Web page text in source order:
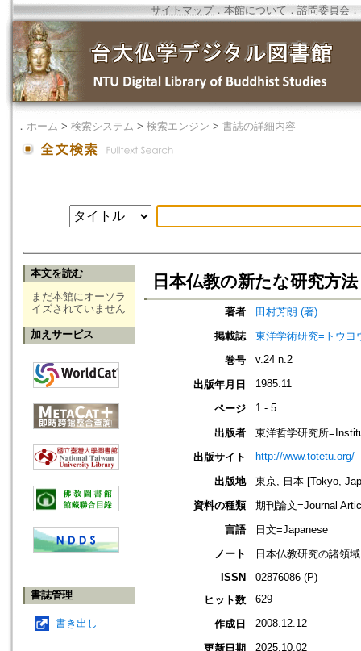
サイトマップ．本館について ． 諮問委員会 ．
． ホーム > 検索システム > 検索エンジン > 書誌の詳細内容
本文を読む
まだ本館にオーソラ
イズされていません
加えサービス
書誌管理
書き出し
日本仏教の新たな研究方
著者
田村芳朗 (著)
掲載誌
東洋学術研究=トウヨ
巻号
v.24 n.2
出版年月日 1985.11
ページ 1 - 5
出版者
東洋哲学研究所
出版サイト
http://www.totetu.org/
出版地
東京, 日本 [Tokyo,
資料の種類
期刊論文=Journal
言語
日文=Japanese
ノート
日本仏教研究の諸領域
ISSN
02876086 (P)
ヒット数
629
作成日 2008.12.12
更新日期 2025.10.02